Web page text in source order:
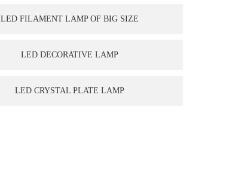
LED FILAMENT LAMP OF BIG SIZE
LED DECORATIVE LAMP
LED CRYSTAL PLATE LAMP